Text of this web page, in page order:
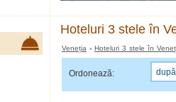
Hoteluri 3 stele în
Veneția ›Hoteluri 3 stele în
Ordonează: